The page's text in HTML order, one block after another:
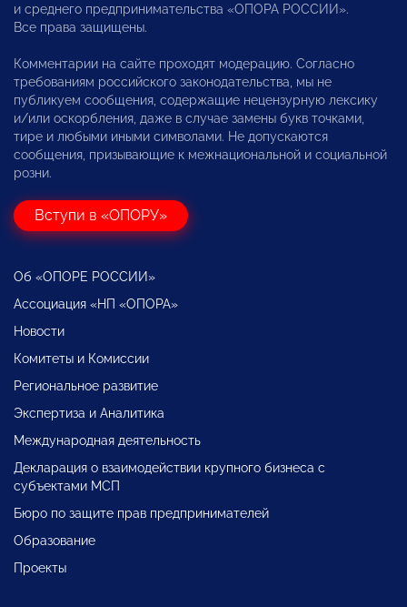
и среднего предпринимательства «ОПОРА РОССИИ».
Все права защищены.
Комментарии на сайте проходят модерацию. Согласно
требованиям российского законодательства, мы не
публикуем сообщения, содержащие нецензурную лексику
и/или оскорбления, даже в случае замены букв точками,
тире и любыми иными символами. Не допускаются
сообщения, призывающие к межнациональной и социальной
розни.
Вступи в «ОПОРУ»
Об «ОПОРЕ РОССИИ»
Ассоциация «НП «ОПОРА»
Новости
Комитеты и Комиссии
Региональное развитие
Экспертиза и Аналитика
Международная деятельность
Декларация о взаимодействии крупного бизнеса с
субъектами МСП
Бюро по защите прав предпринимателей
Образование
Проекты